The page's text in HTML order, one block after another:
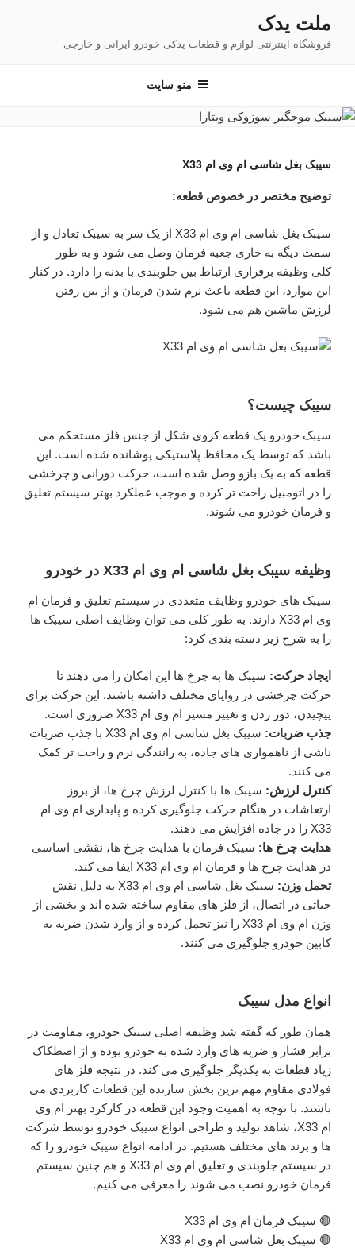
محتوا
ملت یدک
فروشگاه اینترنتی لوازم و قطعات یدکی خودرو ایرانی و خارجی
منو سایت
سیبک بغل شاسی ام وی ام X33
توضیح مختصر در خصوص قطعه:
سیبک بغل شاسی ام وی ام X33 از یک سر به سیبک تعادل و از
سمت دیگه به خاری جعبه فرمان وصل می شود و به طور
کلی وظیفه برقراری ارتباط بین جلوبندی با بدنه را دارد. در کنار
این موارد، این قطعه باعث نرم شدن فرمان و از بین رفتن
لرزش ماشین هم می شود.
سیبک چیست؟
سیبک خودرو یک قطعه کروی شکل از جنس فلز مستحکم می
باشد که توسط یک محافظ پلاستیکی پوشانده شده است. این
قطعه که به یک بازو وصل شده است، حرکت دورانی و چرخشی
را در اتومبیل راحت تر کرده و موجب عملکرد بهتر سیستم تعلیق
و فرمان خودرو می شوند.
وظیفه سیبک بغل شاسی ام وی ام X33 در خودرو
سیبک ‌های خودرو وظایف متعددی در سیستم تعلیق و فرمان ام
وی ام X33 دارند. به طور کلی می ‌توان وظایف اصلی سیبک ‌ها
را به شرح زیر دسته بندی کرد:
ایجاد حرکت: سیبک ‌ها به چرخ‌ ها این امکان را می دهند تا
حرکت چرخشی در زوایای مختلف داشته باشند. این حرکت برای
پیچیدن، دور زدن و تغییر مسیر ام وی ام X33 ضروری است.
جذب ضربات:
سیبک بغل شاسی ام وی ام X33 با جذب ضربات
ناشی از ناهمواری ‌های جاده، به رانندگی نرم و راحت ‌تر کمک
می ‌کنند.
کنترل لرزش: سیبک‌ ها با کنترل لرزش چرخ ‌ها، از بروز
ارتعاشات در هنگام حرکت جلوگیری کرده و پایداری ام وی ام
X33 را در جاده افزایش می‌ دهند.
هدایت چرخ‌ ها: سیبک فرمان با هدایت چرخ‌ ها، نقشی اساسی
در هدایت چرخ ها و فرمان ام وی ام X33 ایفا می ‌کند.
تحمل وزن:
سیبک بغل شاسی ام وی ام X33 به دلیل نقش
حیاتی در اتصال، از فلز های مقاوم ساخته شده اند و بخشی از
وزن ام وی ام X33 را نیز تحمل کرده و از وارد شدن ضربه به
کابین خودرو جلوگیری می کنند.
انواع مدل سیبک
همان طور که گفته شد وظیفه اصلی سیبک خودرو، مقاومت در
برابر فشار و ضربه های وارد شده به خودرو بوده و از اصطکاک
زیاد قطعات به یکدیگر جلوگیری می کند. در نتیجه فلز های
فولادی مقاوم مهم ترین بخش سازنده این قطعات کاربردی می
باشند. با توجه به اهمیت وجود این قطعه در کارکرد بهتر ام وی
ام X33، شاهد تولید و طراحی انواع سیبک خودرو توسط شرکت
ها و برند های مختلف هستیم. در ادامه انواع سیبک خودرو را که
در سیستم جلوبندی و تعلیق ام وی ام X33 و هم چنین سیستم
فرمان خودرو نصب می شوند را معرفی می کنیم.
🔴 سیبک فرمان ام وی ام X33
🔴 سیبک بغل شاسی ام وی ام X33